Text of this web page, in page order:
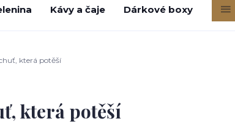
Kávy a čaje Dárkové boxy
která potěší
která potěší